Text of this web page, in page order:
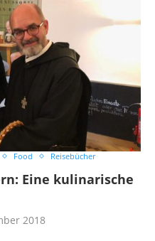
Food Reisebücher
Eine kulinarische
2018